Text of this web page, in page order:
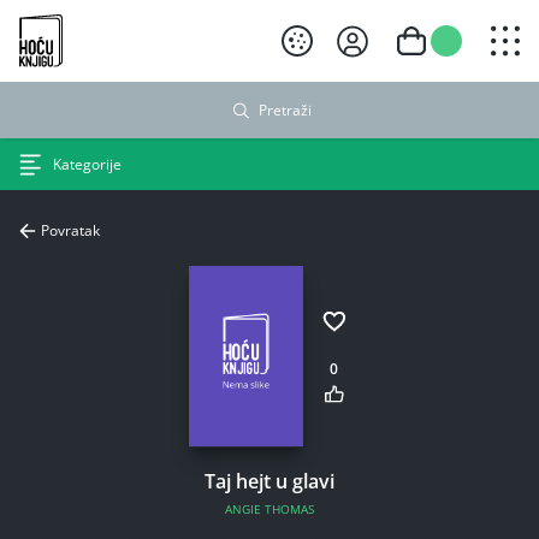
Hoću knjigu crni logo
Pretraži
Kategorije
Povratak
0
Taj hejt u glavi
ANGIE THOMAS